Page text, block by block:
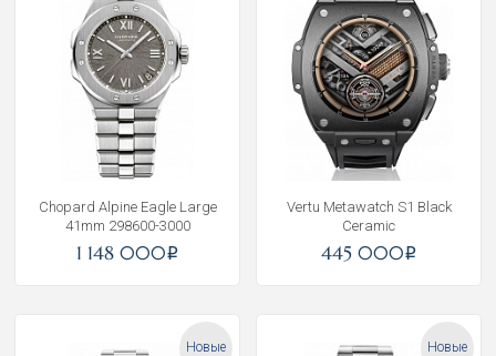
Chopard Alpine Eagle Large
41mm 298600-3000
1 148 000i
Vertu Metawatch S1 Black
Ceramic
445 000i
Новые Новые